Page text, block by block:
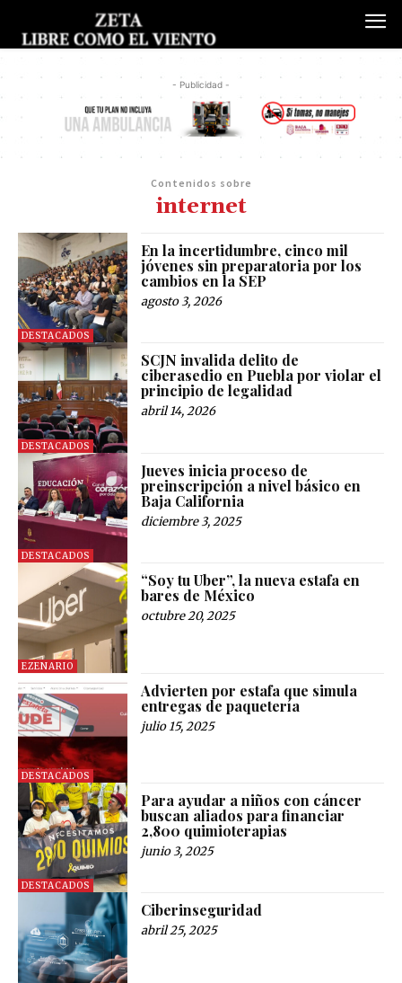
- Publicidad -
Contenidos sobre
internet
DESTACADOS
En la incertidumbre, cinco mil
jóvenes sin preparatoria por los
cambios en la SEP
agosto 3, 2026
DESTACADOS
SCJN invalida delito de
ciberasedio en Puebla por violar el
principio de legalidad
abril 14, 2026
DESTACADOS
Jueves inicia proceso de
preinscripción a nivel básico en
Baja California
diciembre 3, 2025
EZENARIO
“Soy tu Uber”, la nueva estafa en
bares de México
octubre 20, 2025
DESTACADOS
Advierten por estafa que simula
entregas de paquetería
julio 15, 2025
DESTACADOS
Para ayudar a niños con cáncer
buscan aliados para financiar
2,800 quimioterapias
junio 3, 2025
Ciberinseguridad
abril 25, 2025